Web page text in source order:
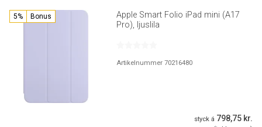
5% Bonus
Apple Smart Folio iPad mini (A17
Pro), ljuslila
Artikelnummer 70216480
styck á 798,75 kr.